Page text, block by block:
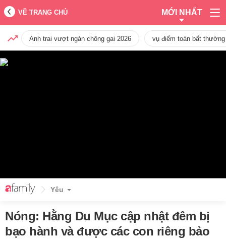
VỀ TRANG CHỦ MỚI NHẤT
Anh trai vượt ngàn chông gai 2026 vụ điểm toán bất
Yêu
Nóng: Hằng Du Mục cập nhật đêm bị
bạo hành và được các con riêng bảo